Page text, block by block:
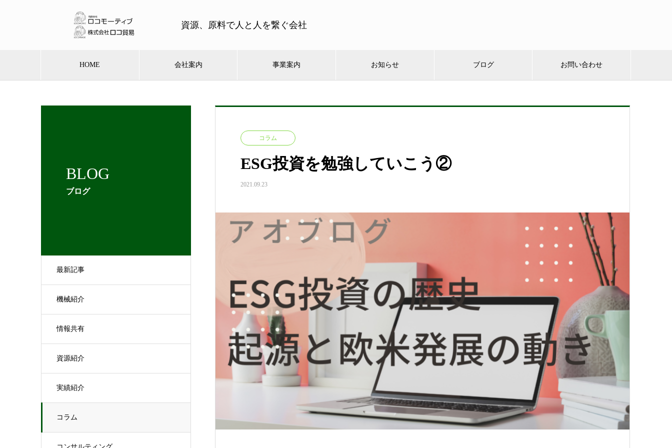
資源、原料で人と人を繋ぐ会社
HOME 会社案内 事業案内 お知らせ ブログ お問い合わせ
BLOG
ブログ
最新記事
機械紹介
情報共有
資源紹介
実績紹介
コラム
コラム
ESG投資を勉強していこう②
2021.09.23